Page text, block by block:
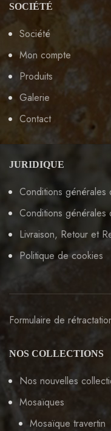
SOCIÉTÉ
Société
Mon compte
Produits
Galerie
Contact
JURIDIQUE
Conditions générales
Conditions générales
Livraison, Retour et
Politique de cookies
Formulaire de
NOS COLLECTIONS
Nos nouvelles
Mosaïques
Mosaïque travertin